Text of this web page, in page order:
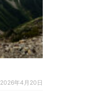
2026年4月20日